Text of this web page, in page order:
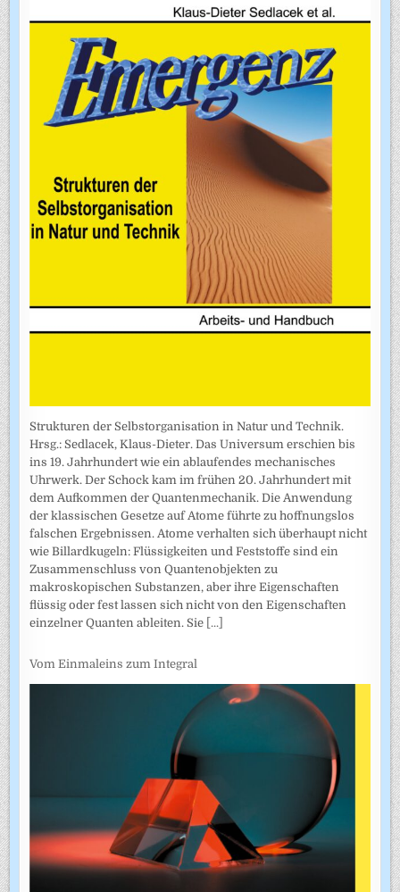
Strukturen der Selbstorganisation in Natur und Technik.
Hrsg.: Sedlacek, Klaus-Dieter. Das Universum erschien bis
ins 19. Jahrhundert wie ein ablaufendes mechanisches
Uhrwerk. Der Schock kam im frühen 20. Jahrhundert mit
dem Aufkommen der Quantenmechanik. Die Anwendung
der klassischen Gesetze auf Atome führte zu hoffnungslos
falschen Ergebnissen. Atome verhalten sich überhaupt nicht
wie Billardkugeln: Flüssigkeiten und Feststoffe sind ein
Zusammenschluss von Quantenobjekten zu
makroskopischen Substanzen, aber ihre Eigenschaften
flüssig oder fest lassen sich nicht von den Eigenschaften
einzelner Quanten ableiten. Sie [...]
Vom Einmaleins zum Integral